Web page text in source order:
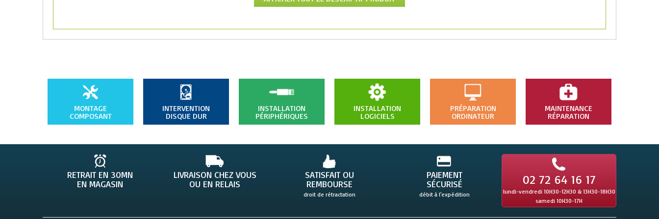
Référence constructeur : 921535
MONTAGE
COMPOSANT
INTERVENTION
DISQUE DUR
INSTALLATION
PÉRIPHÉRIQUES
INSTALLATION
LOGICIELS
PRÉPARATION
ORDINATEUR
MAINTENANCE
RÉPARATION
RETRAIT EN 30MN
EN MAGASIN
LIVRAISON CHEZ VOUS
OU EN RELAIS
SATISFAIT OU
REMBOURSE
droit de rétractation
PAIEMENT
SÉCURISÉ
débit à l'expédition
02 72 64 16 17
lundi-vendredi 10H30-12H30 & 13H30-18H30
samedi 10H30-17H